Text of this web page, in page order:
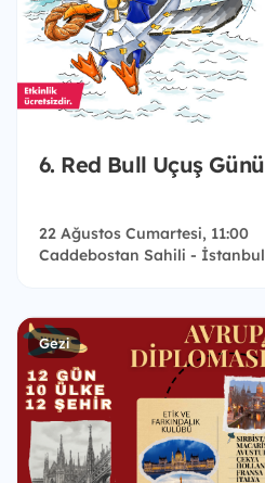
6. Red Bull Uçuş Günü
22 Ağustos Cumartesi, 11:00
Caddebostan Sahili - İstanbul
Gezi